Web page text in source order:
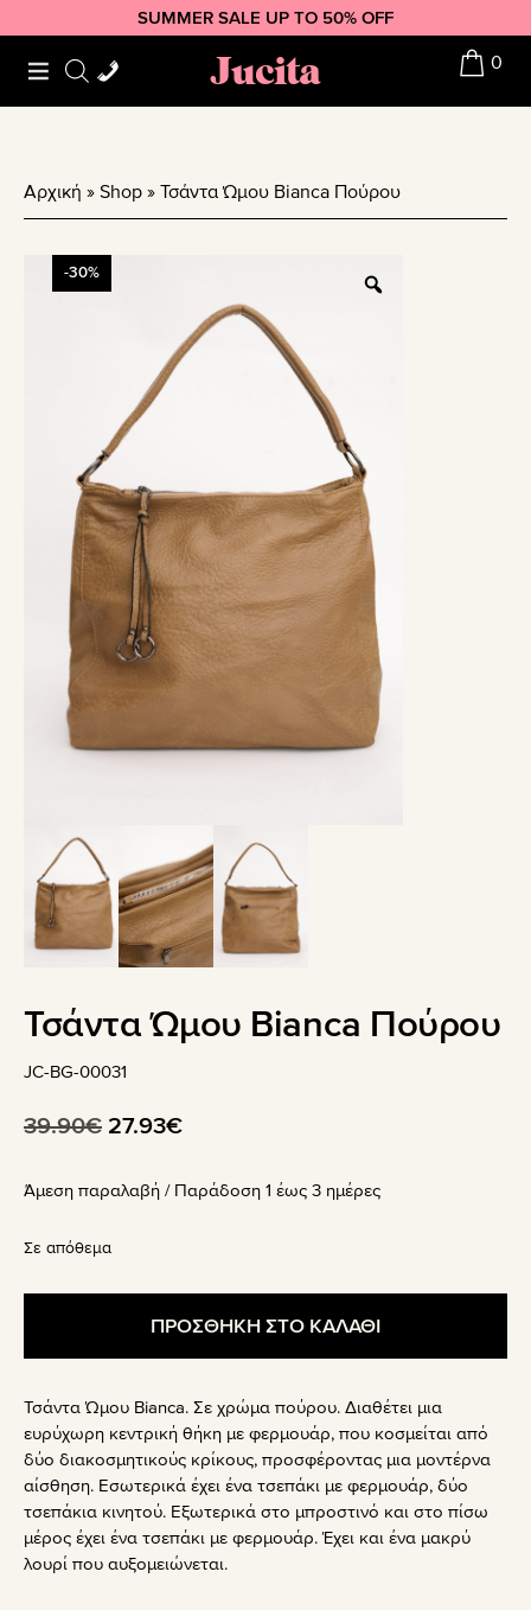
to
primary
to
main
to
footer
SUMMER SALE UP TO 50% OFF
Jucita 0
Αρχική » Shop » Τσάντα Ώμου Bianca Πούρου
-30%
Τσάντα Ώμου Bianca Πούρου
JC-BG-00031
39.90€ Original
was:
27.93€Η
τιμή
Άμεση παραλαβή / Παράδoση 1 έως 3 ημέρες
Σε απόθεμα
ΠΡΟΣΘΗΚΗ ΣΤΟ ΚΑΛΑΘΙ
Τσάντα Ώμου Bianca. Σε χρώμα πούρου. Διαθέτει μια
ευρύχωρη κεντρική θήκη με φερμουάρ, που κοσμείται από
δύο διακοσμητικούς κρίκους, προσφέροντας μια μοντέρνα
αίσθηση. Εσωτερικά έχει ένα τσεπάκι με φερμουάρ, δύο
τσεπάκια κινητού. Εξωτερικά στο μπροστινό και στο πίσω
μέρος έχει ένα τσεπάκι με φερμουάρ. Έχει και ένα μακρύ
λουρί που αυξομειώνεται.